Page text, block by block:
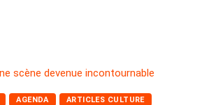
AGENDA ARTICLES CULTURE